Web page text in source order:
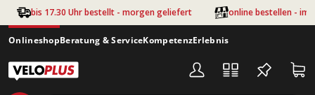
Zum Hauptinhalt springen
bis 17.30 Uhr bestellt - morgen geliefert online bestellen - im
OnlineshopBeratung & ServiceKompetenzErlebnis